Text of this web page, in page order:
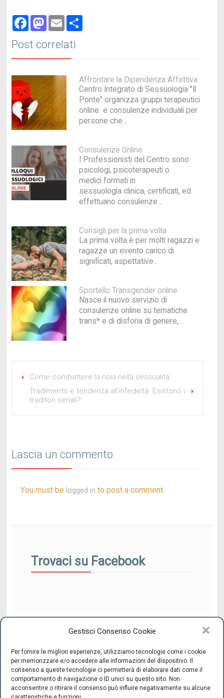
Gestisci Consenso Cookie
Per fornire le migliori esperienze, utilizziamo tecnologie come i cookie
per memorizzare e/o accedere alle informazioni del dispositivo. Il
consenso a queste tecnologie ci permetterà di elaborare dati come il
comportamento di navigazione o ID unici su questo sito. Non
acconsentire o ritirare il consenso può influire negativamente su alcune
Facebook
Mastodon
Email
Post correlati
Affrontare la Dipendenza Affettiva
Centro Integrato di Sessuologia "Il
Ponte" organizza gruppi terapeutici
online e consulenze individuali per
persone che…
Consulenze Online
I Professionisti del Centro sono
psicologi, psicoterapeuti o
medici formati in
sessuologia clinica, certificati, ed
effettuano consulenze…
Consigli per la prima volta
La prima volta è per molti ragazzi e
ragazze un evento carico di
significati, aspettative…
Sportello Transgender online
Nasce il nuovo servizio di
consulenze online su tematiche
trans* e di disforia di genere,…
Come combattere la noia nella sessualità
Tradimento e tendenza all’infedeltà. Esistono i
traditori seriali?
Lascia un commento
You must be logged in to post a comment.
Trovaci su Facebook
CENTRO INTEGRATO DI SESSUOLOGIA "il Ponte" - C.F.
94220800489 -Cookie Policy-Privacy